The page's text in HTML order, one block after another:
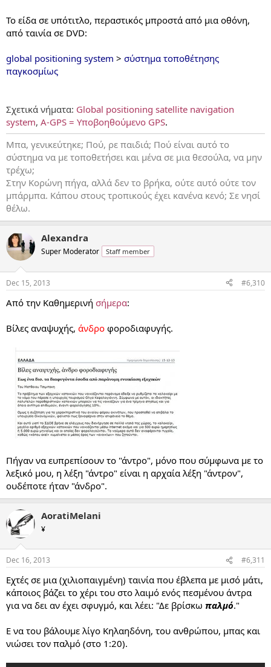
Το είδα σε υπότιτλο, περαστικός μπροστά από μια οθόνη,
από ταινία σε DVD:
global positioning system > σύστημα τοποθέτησης
παγκοσμίως
Σχετικά νήματα: Global positioning satellite navigation
system, A-GPS = Υποβοηθούμενο GPS.
Μπα, γενικεύτηκε; Πού, ρε παιδιά; Πού είναι αυτό το
σύστημα να με τοποθετήσει και μένα σε μια θεσούλα, να μην
τρέχω;
Στην Κορώνη πήγα, αλλά δεν το βρήκα, ούτε αυτό ούτε τον
μπάρμπα. Κάπου στους τροπικούς έχει κανένα κενό; Σε νησί
θέλω.
Alexandra
Super Moderator Staff member
Dec 15, 2013 #6,310
Από την Καθημερινή σήμερα:
Βίλες αναψυχής, άνδρο φοροδιαφυγής.
Πήγαν να ευπρεπίσουν το "άντρο", μόνο που σύμφωνα με το
λεξικό μου, η λέξη "άντρο" είναι η αρχαία λέξη "άντρον",
ουδέποτε ήταν "άνδρο".
AoratiMelani
¥
Dec 16, 2013 #6,311
Εχτές σε μια (χιλιοπαιγμένη) ταινία που έβλεπα με μισό μάτι,
κάποιος βάζει το χέρι του στο λαιμό ενός πεσμένου άντρα
για να δει αν έχει σφυγμό, και λέει: "Δε βρίσκω παλμό."
Ε να του βάλουμε λίγο Κηλαηδόνη, του ανθρώπου, μπας και
νιώσει τον παλμό (στο 1:20).